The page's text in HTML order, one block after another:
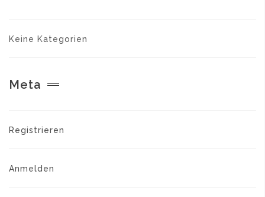
Keine Kategorien
Meta
Registrieren
Anmelden